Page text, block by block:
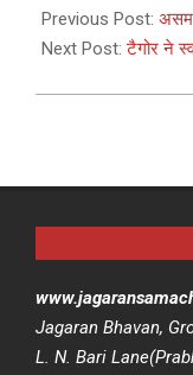
05-
09
Previous Post: असम
Next Post:टैगोर ने
Jagaran Bhavan,
L. N. Bari